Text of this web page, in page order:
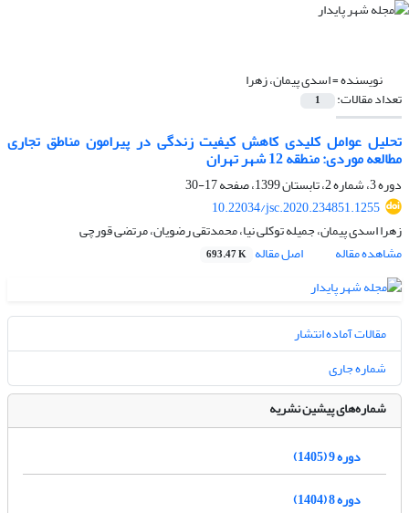
نویسنده =اسدی پیمان، زهرا
تعداد مقالات: 1
تحلیل عوامل کلیدی کاهش کیفیت زندگی در پیرامون مناطق تجاری
مطالعه موردی: منطقه 12 شهر تهران
دوره 3، شماره 2، تابستان 1399، صفحه
17-30
10.22034/jsc.2020.234851.1255
زهرا اسدی پیمان، جمیله توکلی نیا، محمدتقی رضویان، مرتضی قورچی
مشاهده مقاله
اصل مقاله 693.47 K
مقالات آماده انتشار
شماره جاری
شماره‌های پیشین نشریه
دوره 9 (1405)
دوره 8 (1404)